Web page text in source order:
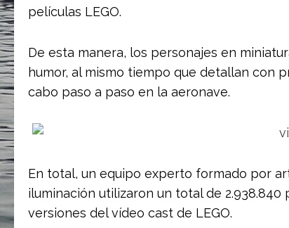
películas LEGO.
De esta manera, los personajes en
humor, al mismo tiempo que detallan con
cabo paso a paso en la aeronave.
En total, un equipo experto formado por
iluminación utilizaron un total de
versiones del vídeo cast de LEGO.